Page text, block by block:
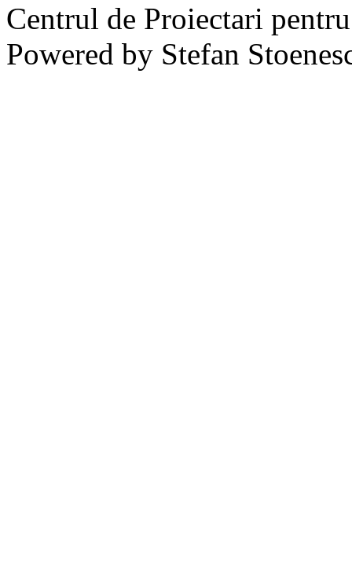
Centrul de Proiectari
Powered by Stefan